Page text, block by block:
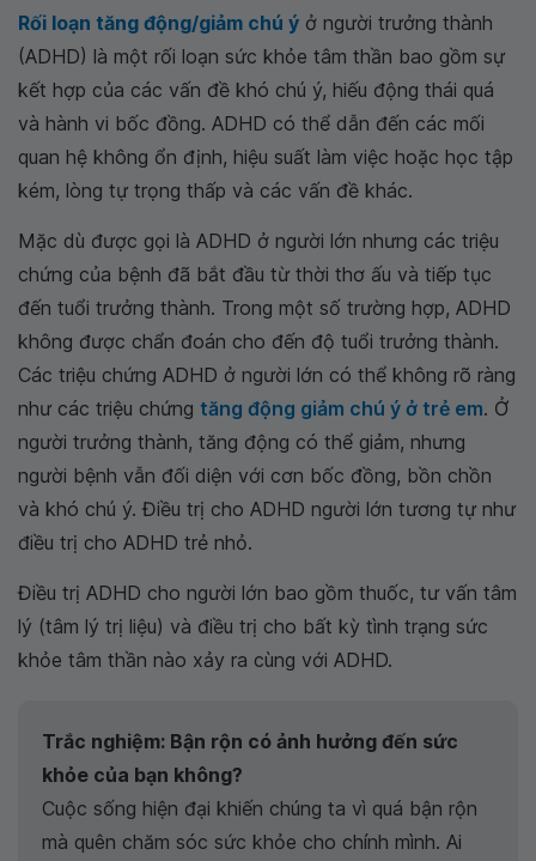
Rối loạn tăng động/giảm chú ý ở người trưởng thành
(ADHD) là một rối loạn sức khỏe tâm thần bao gồm sự
kết hợp của các vấn đề khó chú ý, hiếu động thái quá
và hành vi bốc đồng. ADHD có thể dẫn đến các mối
quan hệ không ổn định, hiệu suất làm việc hoặc học tập
kém, lòng tự trọng thấp và các vấn đề khác.
Mặc dù được gọi là ADHD ở người lớn nhưng các triệu
chứng của bệnh đã bắt đầu từ thời thơ ấu và tiếp tục
đến tuổi trưởng thành. Trong một số trường hợp, ADHD
không được chẩn đoán cho đến độ tuổi trưởng thành.
Các triệu chứng ADHD ở người lớn có thể không rõ ràng
như các triệu chứng tăng động giảm chú ý ở trẻ em. Ở
người trưởng thành, tăng động có thể giảm, nhưng
người bệnh vẫn đối diện với cơn bốc đồng, bồn chồn
và khó chú ý. Điều trị cho ADHD người lớn tương tự như
điều trị cho ADHD trẻ nhỏ.
Điều trị ADHD cho người lớn bao gồm thuốc, tư vấn tâm
lý (tâm lý trị liệu) và điều trị cho bất kỳ tình trạng sức
khỏe tâm thần nào xảy ra cùng với ADHD.
Trắc nghiệm: Bận rộn có ảnh hưởng đến sức
khỏe của bạn không?
Cuộc sống hiện đại khiến chúng ta vì quá bận rộn
mà quên chăm sóc sức khỏe cho chính mình. Ai